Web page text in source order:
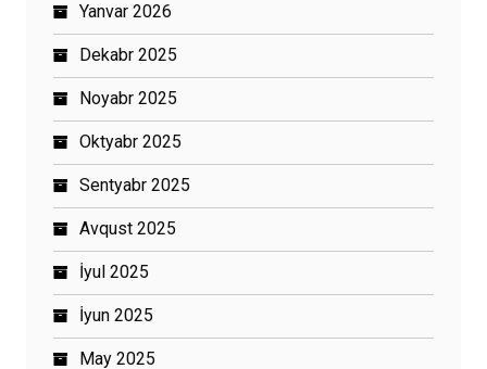
Yanvar 2026
Dekabr 2025
Noyabr 2025
Oktyabr 2025
Sentyabr 2025
Avqust 2025
İyul 2025
İyun 2025
May 2025